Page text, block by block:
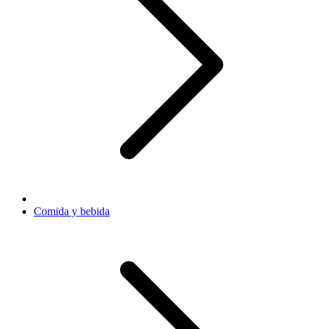
Comida y bebida